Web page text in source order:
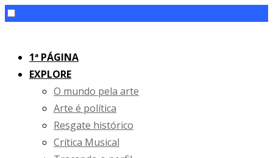
content1ª PÁGINA
EXPLORE
O mundo pela arte
Arte é política
Resgate histórico
Crítica Musical